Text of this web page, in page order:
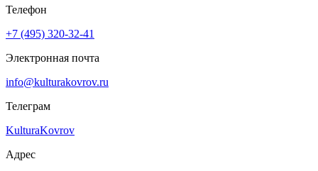
Телефон
+7 (495) 320-32-41
Электронная почта
info@kulturakovrov.ru
Телеграм
KulturaKovrov
Адрес